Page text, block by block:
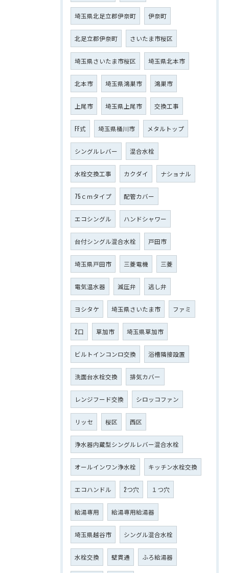
埼玉県北足立郡伊奈町 伊奈町
北足立郡伊奈町 さいたま市桜区
埼玉県さいたま市桜区 埼玉県北本市
北本市 埼玉県鴻巣市 鴻巣市
上尾市 埼玉県上尾市 交換工事
FF式 埼玉県桶川市 メタルトップ
シングルレバー 混合水栓
水栓交換工事 カクダイ ナショナル
75ｃｍタイプ 配管カバー
エコシングル ハンドシャワー
台付シングル混合水栓 戸田市
埼玉県戸田市 三菱電機 三菱
電気温水器 減圧弁 逃し弁
ヨシタケ 埼玉県さいたま市 ファミ
2口 草加市 埼玉県草加市
ビルトインコンロ交換 浴槽隣接設置
洗面台水栓交換 排気カバー
レンジフード交換 シロッコファン
リッセ 桜区 西区
浄水器内蔵型シングルレバー混合水栓
オールインワン浄水栓 キッチン水栓交換
エコハンドル 2つ穴 １つ穴
給湯専用 給湯専用給湯器
埼玉県越谷市 シングル混合水栓
水栓交換 壁貫通 ふろ給湯器